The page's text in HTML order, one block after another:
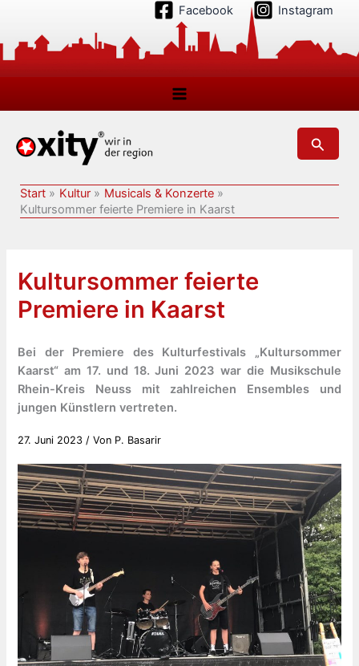
springen
Facebook Instagram
Suchen
Start Kultur
Musicals & Konzerte
Kultursommer feierte Premiere in Kaarst
Kultursommer feierte
Premiere in Kaarst
Bei der Premiere des Kulturfestivals „Kultursommer
Kaarst“ am 17. und 18. Juni 2023 war die Musikschule
Rhein-Kreis Neuss mit zahlreichen Ensembles und
jungen Künstlern vertreten.
27. Juni 2023 / Von P. Basarir